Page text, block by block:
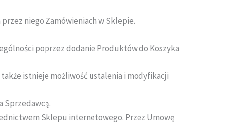
niego Zamówieniach w Sklepie.
poprzez dodanie Produktów do Koszyka
istnieje możliwość ustalenia i modyfikacji
Sprzedawcą.
Sklepu internetowego. Przez Umowę